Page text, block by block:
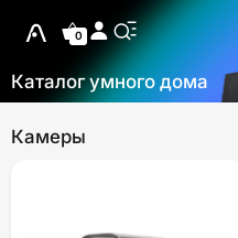
0
Каталог умного дома
Камеры